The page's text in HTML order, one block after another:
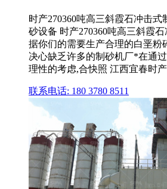
时产270360吨高三斜霞石冲击式
砂设备 时产270360吨高三斜霞
据你们的需要生产合理的白垩粉
决心缺乏许多的制砂机厂*在通
理性的考虑,合快照 江西宜春时
联系电话: 180 3780 8511